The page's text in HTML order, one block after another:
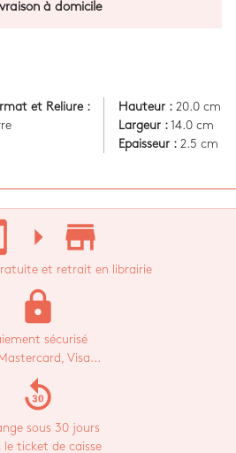
à domicile
et Reliure :
Hauteur :20.0 cm
Largeur :14.0 cm
Epaisseur :2.5 cm
arrow_right store_mall_directory
et retrait en librairie
lock
sécurisé
Visa...
replay_30
sous 30 jours
le ticket de caisse